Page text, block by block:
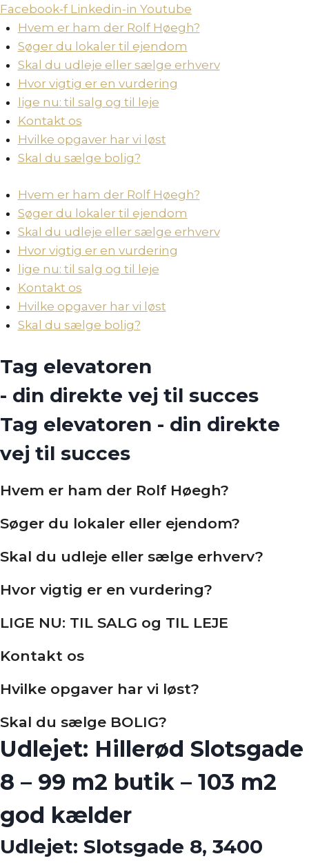
Skip
to
content
Facebook-f Linkedin-in Youtube
Hvem er ham der Rolf Høegh?
Søger du lokaler til ejendom
Skal du udleje eller sælge erhverv
Hvor vigtig er en vurdering
lige nu: til salg og til leje
Kontakt os
Hvilke opgaver har vi løst
Skal du sælge bolig?
Hvem er ham der Rolf Høegh?
Søger du lokaler til ejendom
Skal du udleje eller sælge erhverv
Hvor vigtig er en vurdering
lige nu: til salg og til leje
Kontakt os
Hvilke opgaver har vi løst
Skal du sælge bolig?
Tag elevatoren
- din direkte vej til succes
Tag elevatoren - din direkte
vej til succes
Hvem er ham der Rolf Høegh?
Søger du lokaler eller ejendom?
Skal du udleje eller sælge erhverv?
Hvor vigtig er en vurdering?
LIGE NU: TIL SALG og TIL LEJE
Kontakt os
Hvilke opgaver har vi løst?
Skal du sælge BOLIG?
Udlejet: Hillerød Slotsgade
8 – 99 m2 butik – 103 m2
god kælder
Udlejet: Slotsgade 8, 3400